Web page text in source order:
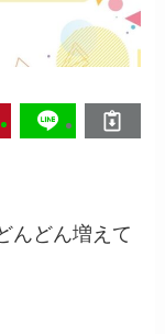
んどん増えて